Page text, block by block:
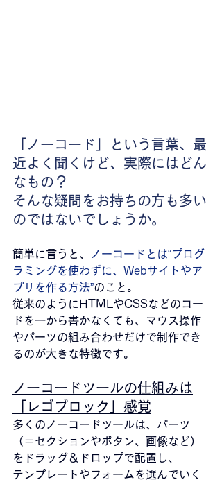
「ノーコード」という言葉、最
近よく聞くけど、実際にはどん
なもの？
そんな疑問をお持ちの方も多い
のではないでしょうか。
簡単に言うと、
ノーコードとは“プログ
ラミングを使わずに、Webサイトやア
プリを作る方法”のこと。
従来のようにHTMLやCSSなどのコー
ドを一から書かなくても、マウス操作
やパーツの組み合わせだけで制作でき
るのが大きな特徴です。
ノーコードツールの仕組みは
「レゴブロック」感覚
多くのノーコードツールは、パーツ
（＝セクションやボタン、画像など）
をドラッグ＆ドロップで配置し、
テンプレートやフォームを選んでいく